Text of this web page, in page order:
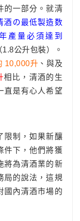
的一部分。就清
酒の最低製造数
產量必須達到
公升包裝）。
10,000升 、與及
相比，清酒的生
直是有心人希望
限制，如果新釀
件下，他們將獲
將為清酒業的新
局的說法，這規
國內清酒市場的